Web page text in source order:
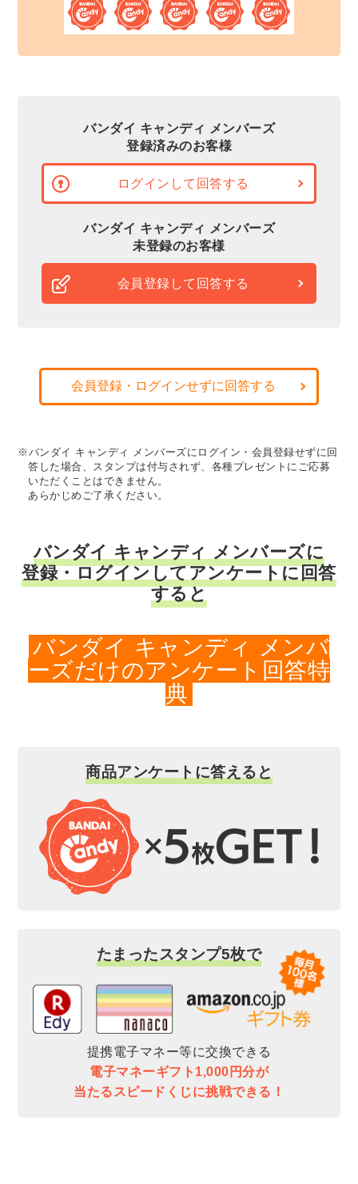
バンダイ キャンディ メンバーズ
登録済みのお客様
ログインして回答する
バンダイ キャンディ メンバーズ
未登録のお客様
会員登録して回答する
会員登録・ログインせずに回答する
※バンダイ キャンディ メンバーズにログイン・会員登録せずに回
答した場合、スタンプは付与されず、各種プレゼントにご応募
いただくことはできません。
あらかじめご了承ください。
バンダイ キャンディ メンバーズに
登録・ログインしてアンケートに回答
すると
バンダイ キャンディ メンバ
ーズだけのアンケート回答特
典
商品アンケートに答えると
たまったスタンプ5枚で
提携電子マネー等に交換できる
電子マネーギフト1,000円分が
当たるスピードくじに挑戦できる！